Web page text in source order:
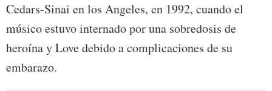
Cedars-Sinai en los Angeles, en 1992, cuando el
músico estuvo internado por una sobredosis de
heroína y Love debido a complicaciones de su
embarazo.